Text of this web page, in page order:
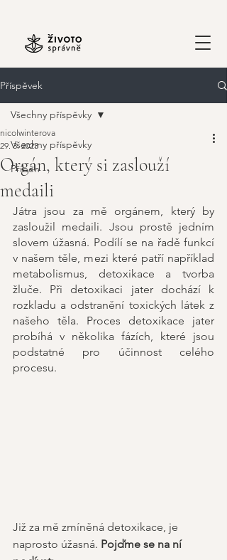
Příspěvek
Všechny příspěvky
Příběh
Všechny příspěvky
Orgán, který si zaslouží
medaili
nicolwinterova
29. 3. 2023
Játra jsou za mě orgánem, který by
zasloužil medaili. Jsou prostě jedním
slovem úžasná. Podílí se na řadě funkcí
v našem těle, mezi které patří například
metabolismus, detoxikace a tvorba
žluče. Při detoxikaci jater dochází k
rozkladu a odstranění toxických látek z
našeho těla. Proces detoxikace jater
probíhá v několika fázích, které jsou
podstatné pro účinnost celého
procesu.
Již za mě zmíněná detoxikace, je
naprosto úžasná. Pojďme se na ní